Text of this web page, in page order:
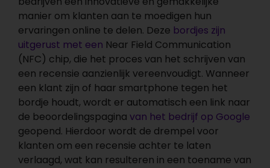
manier om klanten aan te moedigen hun
ervaringen online te delen. Deze bordjes zijn
uitgerust met een Near Field Communication
(NFC) chip, die het proces van het schrijven van
een recensie aanzienlijk vereenvoudigt. Wanneer
een klant zijn of haar smartphone tegen het
bordje houdt, wordt er automatisch een link naar
de beoordelingspagina van het bedrijf op Google
geopend. Hierdoor wordt de drempel voor
klanten om een recensie achter te laten
verlaagd, wat kan resulteren in een toename van